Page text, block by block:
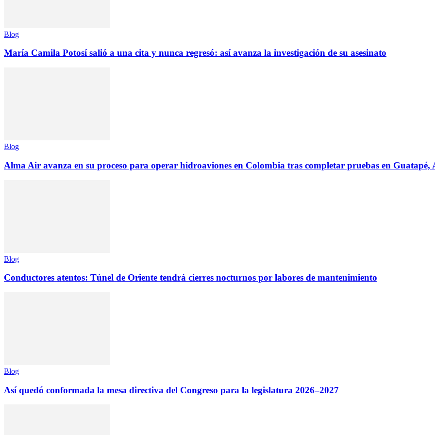
Blog
María Camila Potosí salió a una cita y nunca regresó: así avanza la investigación de su asesinato
Blog
Alma Air avanza en su proceso para operar hidroaviones en Colombia tras completar pruebas en Guatapé,
Blog
Conductores atentos: Túnel de Oriente tendrá cierres nocturnos por labores de mantenimiento
Blog
Así quedó conformada la mesa directiva del Congreso para la legislatura 2026–2027